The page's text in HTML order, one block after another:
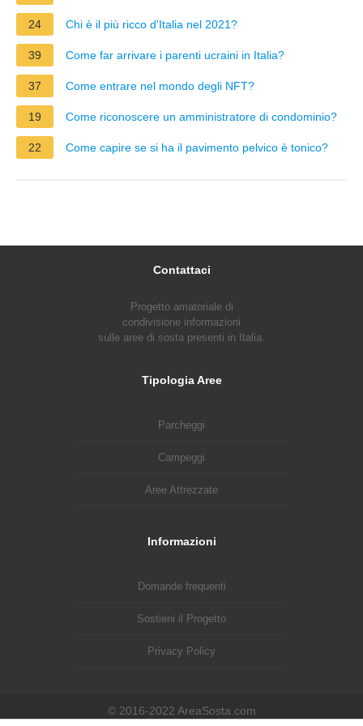
24 Chi è il più ricco d'Italia nel 2021?
39 Come far arrivare i parenti ucraini in Italia?
37 Come entrare nel mondo degli NFT?
19 Come riconoscere un amministratore di condominio?
22 Come capire se si ha il pavimento pelvico è tonico?
Contattaci
Progetto amatoriale di
condivisione informazioni
sulle aree di sosta presenti in Italia.
Tipologia Aree
Parcheggi
Campeggi
Aree Attrezzate
Informazioni
Domande frequenti
Sostieni il Progetto
Privacy Policy
© 2016-2022 AreaSosta.com